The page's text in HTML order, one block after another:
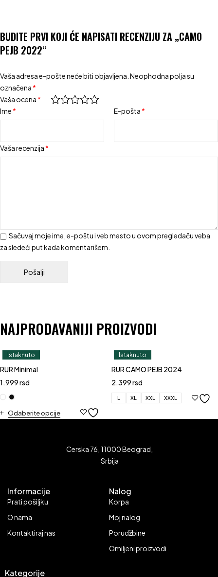
BUDITE PRVI KOJI ĆE NAPISATI RECENZIJU ZA „CAMO
PEJB 2022“
Vaša adresa e-pošte neće biti objavljena. Neophodna polja su
označena *
Vaša ocena *
Vaša recenzija *
Ime * E-pošta *
Sačuvaj moje ime, e-poštu i veb mesto u ovom pregledaču veba
za sledeći put kada komentarišem.
NAJPRODAVANIJI PROIZVODI
Istaknuto
RUR Minimal
1.999rsd
Odaberite opcije
Istaknuto
RUR CAMO PEJB 2024
2.399rsd
L XL XXL XXXL
Cerska 76, 11000 Beograd,
Srbija
Informacije
Prati pošiljku
O nama
Kontaktiraj nas
Nalog
Korpa
Moj nalog
Porudžbine
Omiljeni proizvodi
Kategorije